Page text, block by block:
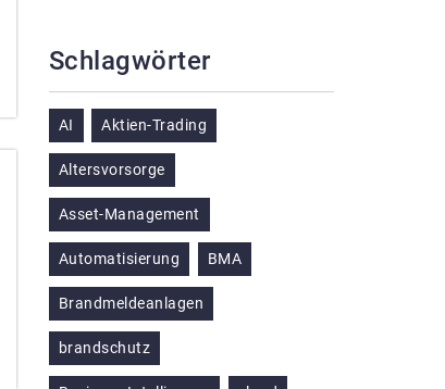
Schlagwörter
AI Aktien-Trading
Altersvorsorge
Asset-Management
Automatisierung BMA
Brandmeldeanlagen
brandschutz